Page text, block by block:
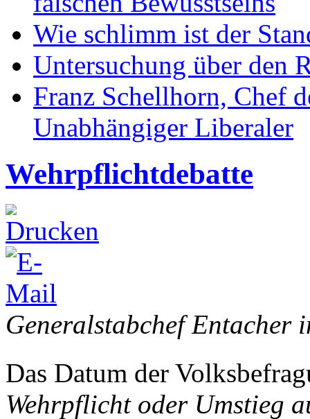
Wie schlimm ist der
Untersuchung über den
Franz Schellhorn, Chef
Unabhängiger Liberaler
Wehrpflichtdebatte
Generalstabchef
Das Datum der
Wehrpflicht oder Umstieg